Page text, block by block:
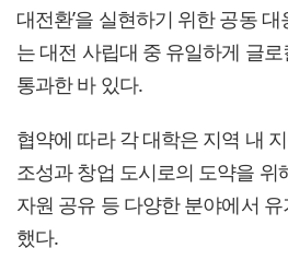
대전환’을 실현하기 위한 공동
는 대전 사립대 중 유일하게 글
통과한 바 있다.
협약에 따라 각 대학은 지역 내
조성과 창업 도시로의 도약을 위
자원 공유 등 다양한 분야에서
했다.